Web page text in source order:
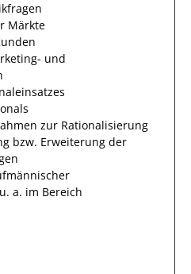
Märkte
und
zur Rationalisierung
bzw. Erweiterung der
a. im Bereich